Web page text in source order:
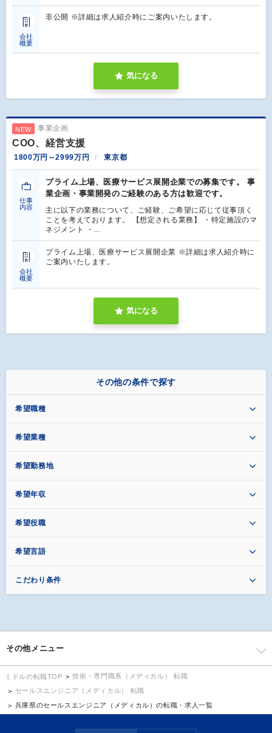
会社
概要
非公開 ※詳細は求人紹介時にご案内いたします。
気になる
NEW 事業企画
COO、経営支援
1800万円～2999万円 東京都
仕事
内容
プライム上場、医療サービス展開企業での募集です。 事
業企画・事業開発のご経験のある方は歓迎です。
主に以下の業務について、ご経験、ご希望に応じて従事頂く
ことを考えております。 【想定される業務】 ・特定施設のマ
ネジメント ・…
会社
概要
プライム上場、医療サービス展開企業 ※詳細は求人紹介時に
ご案内いたします。
気になる
その他の条件で探す
希望職種
希望業種
希望勤務地
希望年収
希望役職
希望言語
こだわり条件
その他メニュー
ミドルの転職TOP
技術・専門職系（メディカル） 転職
セールスエンジニア（メディカル） 転職
兵庫県のセールスエンジニア（メディカル）の転職・求人一覧